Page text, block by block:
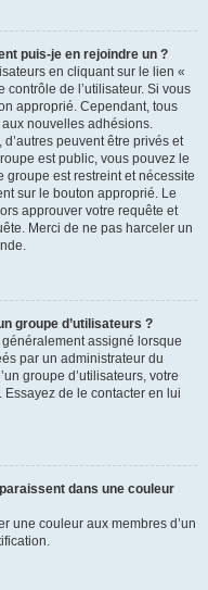
puis-je en rejoindre un ?
en cliquant sur le lien «
contrôle de l’utilisateur. Si vous
approprié. Cependant, tous
aux nouvelles adhésions.
peuvent être privés et
est public, vous pouvez le
est restreint et nécessite
sur le bouton approprié. Le
approuver votre requête et
Merci de ne pas harceler un
groupe d’utilisateurs ?
généralement assigné lorsque
par un administrateur du
groupe d’utilisateurs, votre
de le contacter en lui
dans une couleur
une couleur aux membres d’un